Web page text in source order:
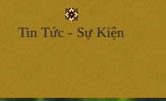
Tin Tức - Sự Kiện